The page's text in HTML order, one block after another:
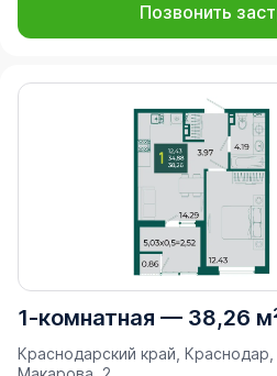
Позвонить
1-комнатная — 38,26
Краснодарский край,